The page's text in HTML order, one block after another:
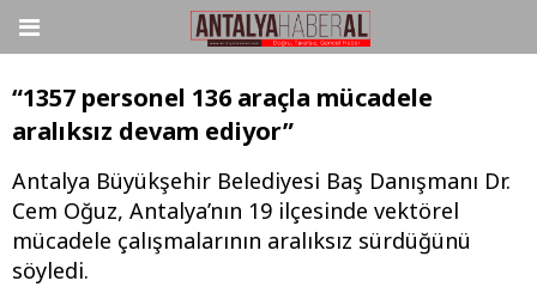
“1357 personel 136 araçla mücadele
aralıksız devam ediyor”
Antalya Büyükşehir Belediyesi Baş Danışmanı Dr.
Cem Oğuz, Antalya’nın 19 ilçesinde vektörel
mücadele çalışmalarının aralıksız sürdüğünü
söyledi.